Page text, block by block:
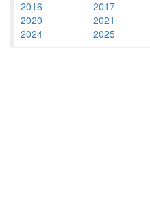
2016
2017
2020
2021
2024
2025